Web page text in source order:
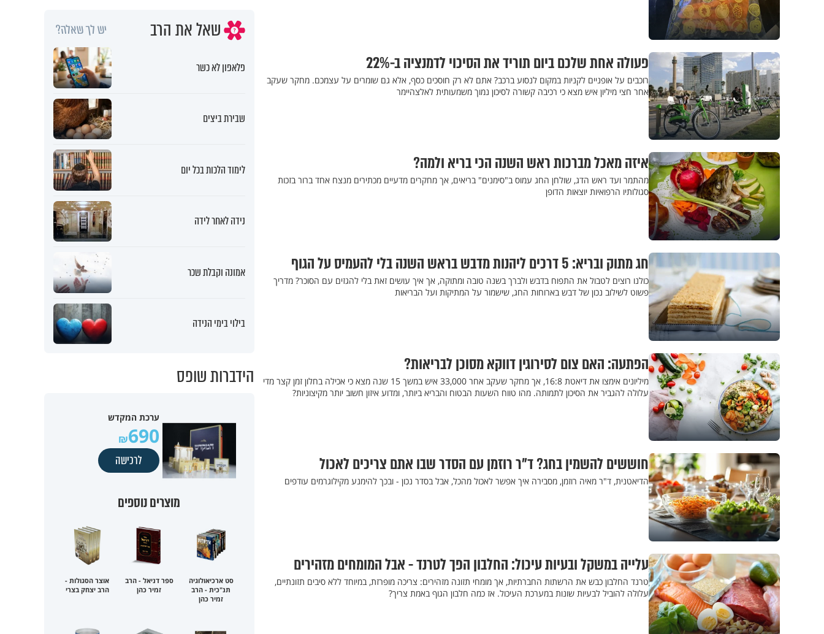
פעולה אחת שלכם ביום תוריד את הסיכוי לדמנציה ב-22%
רוכבים על אופניים לקניות במקום לנסוע ברכב? אתם לא רק חוסכים כסף, אלא גם שומרים על עצמכם. מחקר שעקב
אחר חצי מיליון איש מצא כי רכיבה קשורה לסיכון נמוך משמעותית לאלצהיימר
איזה מאכל מברכות ראש השנה הכי בריא ולמה?
מהתמר ועד ראש הדג, שולחן החג עמוס ב"סימנים" בריאים, אך מחקרים מדעיים מכתירים מנצח אחד ברור בזכות
סגולותיו הרפואיות יוצאות הדופן
חג מתוק ובריא: 5 דרכים ליהנות מדבש בראש השנה בלי להעמיס על הגוף
כולנו רוצים לטבול את התפוח בדבש ולברך בשנה טובה ומתוקה, אך איך עושים זאת בלי להגזים עם הסוכר? מדריך
פשוט לשילוב נכון של דבש בארוחות החג, שישמור על המתיקות ועל הבריאות
הפתעה: האם צום לסירוגין דווקא מסוכן לבריאות?
מיליונים אימצו את דיאטת 16:8, אך מחקר שעקב אחר 33,000 איש במשך 15 שנה מצא כי אכילה בחלון זמן קצר מדי
עלולה להגביר את הסיכון לתמותה. מהו טווח השעות הבטוח והבריא ביותר, ומדוע איזון חשוב יותר מקיצוניות?
חוששים להשמין בחג? ד"ר רוזמן עם הסדר שבו אתם צריכים לאכול
הדיאטנית, ד"ר מאיה רוזמן, מסבירה איך אפשר לאכול מהכל, אבל בסדר נכון - ובכך להימנע מקילוגרמים עודפים
עלייה במשקל ובעיות עיכול: החלבון הפך לטרנד - אבל המומחים מזהירים
טרנד החלבון כבש את הרשתות החברתיות, אך מומחי תזונה מזהירים: צריכה מופרזת, במיוחד ללא סיבים תזונתיים,
עלולה להוביל לבעיות שונות במערכת העיכול. אז כמה חלבון הגוף באמת צריך?
שאל את הרב יש לך שאלה?
פלאפון לא כשר
שבירת ביצים
לימוד הלכות בכל יום
נידה לאחר לידה
אמונה וקבלת שכר
בילוי בימי הנידה
הידברות שופס
ערכת המקדש
690
לרכישה
מוצרים נוספים
סט ארכיאולוגיה
תנ"כית - הרב
זמיר כהן
ספר דניאל - הרב
זמיר כהן
אוצר הסגולות -
הרב יצחק בצרי